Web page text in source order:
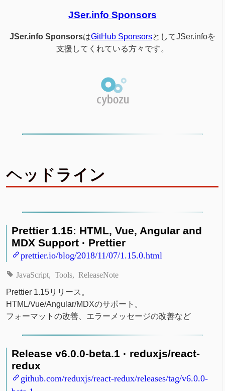
JSer.info Sponsors
JSer.info SponsorsはGitHub SponsorsとしてJSer.infoを
支援してくれている方々です。
ヘッドライン
Prettier 1.15: HTML, Vue, Angular and
MDX Support · Prettier
prettier.io/blog/2018/11/07/1.15.0.html
JavaScript Tools ReleaseNote
Prettier 1.15リリース。
HTML/Vue/Angular/MDXのサポート。
フォーマットの改善、エラーメッセージの改善など
Release v6.0.0-beta.1 · reduxjs/react-
redux
github.com/reduxjs/react-redux/releases/tag/v6.0.0-